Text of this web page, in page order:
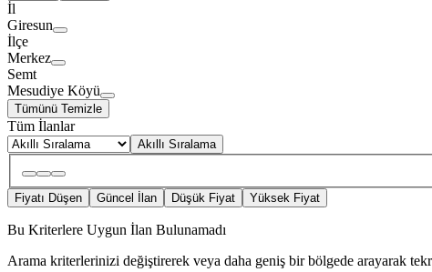
İl
Giresun
İlçe
Merkez
Semt
Mesudiye Köyü
Tümünü Temizle
Tüm İlanlar
Akıllı Sıralama
Fiyatı Düşen Güncel İlan Düşük Fiyat Yüksek Fiyat
Bu Kriterlere Uygun İlan Bulunamadı
Arama kriterlerinizi değiştirerek veya daha geniş bir bölgede arayarak